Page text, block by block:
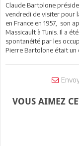
Claude Bartolone
vendredi de visiter pour
en France en 1957, son
Massicault à Tunis. Il a
spontanéité par les
Pierre Bartolone était un
VOUS AIMEZ